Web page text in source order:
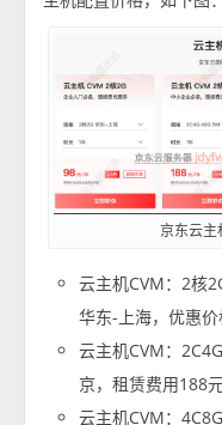
京东云主
云主机CVM：2核
华东-上海，优惠
云主机CVM：
京，租赁费用188
云主机CVM：